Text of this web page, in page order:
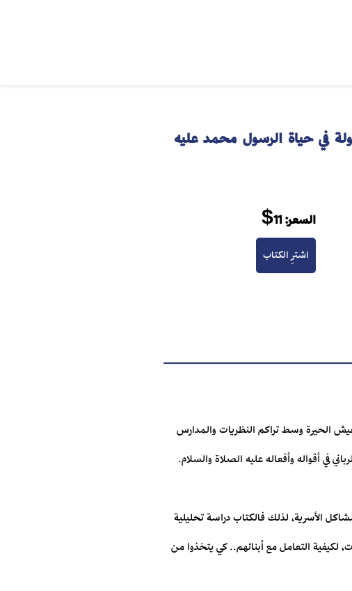
في حياة الرسول محمد عليه
السعر:11$
اشترِ الكتاب
الحيرة وسط تراكم النظريات والمدارس
في أقواله وأفعاله عليه الصلاة والسلام.
الأسرية، لذلك فالكتاب دراسة تحليلية
لكيفية التعامل مع أبنائهم.. كي يتخذوا من